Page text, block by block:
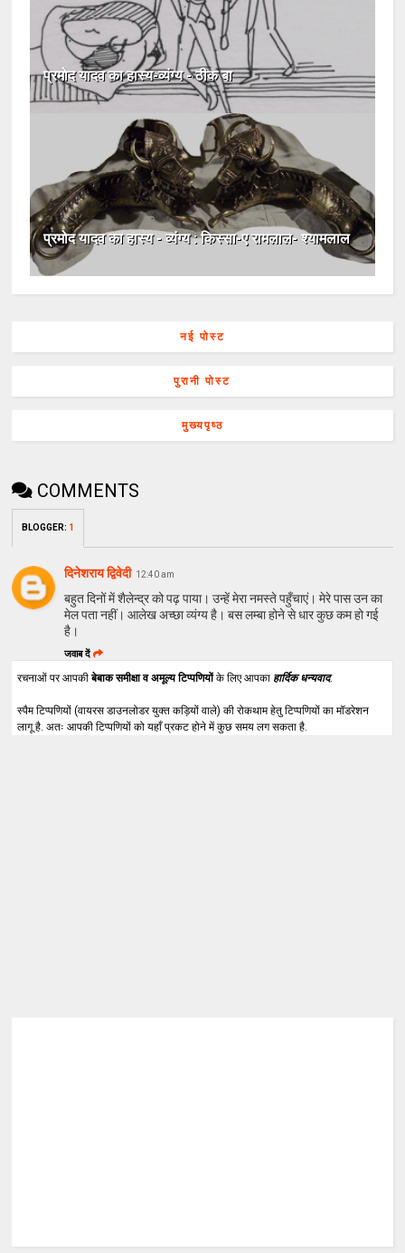
प्रमोद यादव का हास्य-व्यंग्य - ठीक बा
प्रमोद यादव का हास्य - व्यंग्य : किस्सा-ए रामलाल- श्यामलाल
नई पोस्ट
पुरानी पोस्ट
मुख्यपृष्ठ
COMMENTS
BLOGGER: 1
दिनेशराय द्विवेदी 12:40 am
बहुत दिनों में शैलेन्द्र को पढ़ पाया। उन्हें मेरा नमस्ते पहुँचाएं। मेरे पास उन का
मेल पता नहीं। आलेख अच्छा व्यंग्य है। बस लम्बा होने से धार कुछ कम हो गई
है।
जवाब दें
रचनाओं पर आपकीबेबाक समीक्षा व अमूल्य टिप्पणियोंके लिए आपका हार्दिक धन्यवाद.
स्पैम टिप्पणियों (वायरस डाउनलोडर युक्त कड़ियों वाले) की रोकथाम हेतु टिप्पणियों का मॉडरेशन
लागू है. अतः आपकी टिप्पणियों को यहाँ प्रकट होने में कुछ समय लग सकता है.